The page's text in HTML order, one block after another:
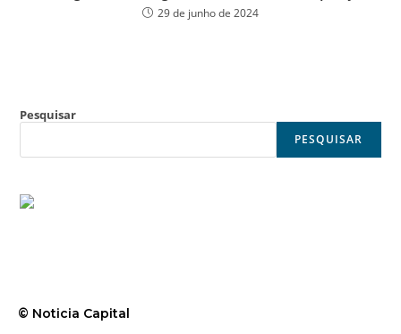
29 de junho de 2024
Pesquisar
PESQUISAR
© Noticia Capital